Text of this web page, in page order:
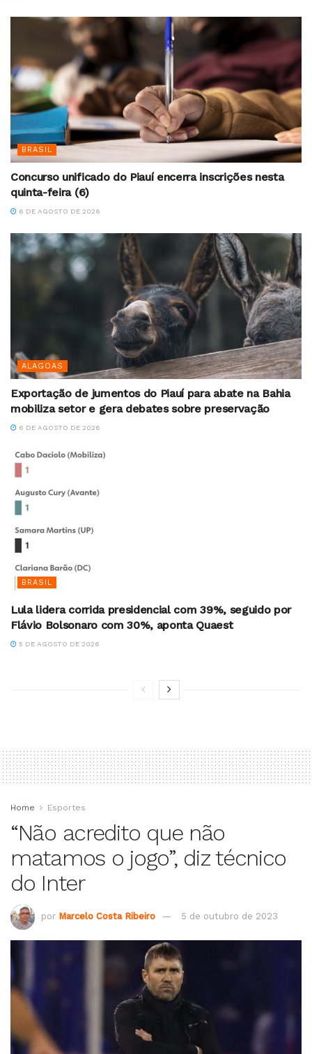
BRASIL
Concurso unificado do Piauí encerra inscrições nesta
quinta-feira (6)
6 DE AGOSTO DE 2026
ALAGOAS
Exportação de jumentos do Piauí para abate na Bahia
mobiliza setor e gera debates sobre preservação
6 DE AGOSTO DE 2026
BRASIL
Lula lidera corrida presidencial com 39%, seguido por
Flávio Bolsonaro com 30%, aponta Quaest
5 DE AGOSTO DE 2026
Home Esportes
“Não acredito que não
matamos o jogo”, diz técnico
do Inter
por Marcelo Costa Ribeiro 5 de outubro de 2023